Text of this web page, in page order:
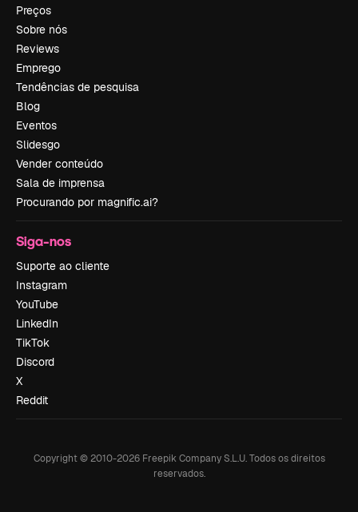
Preços
Sobre nós
Reviews
Emprego
Tendências de pesquisa
Blog
Eventos
Slidesgo
Vender conteúdo
Sala de imprensa
Procurando por magnific.ai?
Siga-nos
Suporte ao cliente
Instagram
YouTube
LinkedIn
TikTok
Discord
X
Reddit
Copyright © 2010-2026Freepik Company S.L.U. Todos os direitos
reservados.